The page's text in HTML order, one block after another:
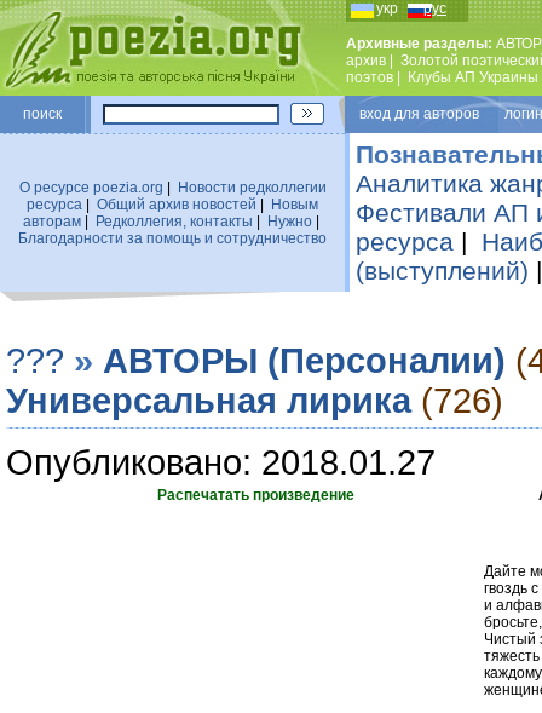
укр рус
Архивные разделы:
архив
Золотой
поэтов
Клубы АП Украины
поиск вход для авторов
О ресурсе poezia.org
Новости редколлегии
ресурса
Общий архив новостей
Новым
авторам| Редколлегия, контакты Нужно|
Благодарности за помощь и сотрудничество
Аналитика
Фестивали АП
ресурса |
(выступлений)
??? » АВТОРЫ (Персоналии)
Универсальная лирика (726)
Опубликовано: 2018.01.27
Распечатать произведение
Дайте
гвоздь
и
Чистый